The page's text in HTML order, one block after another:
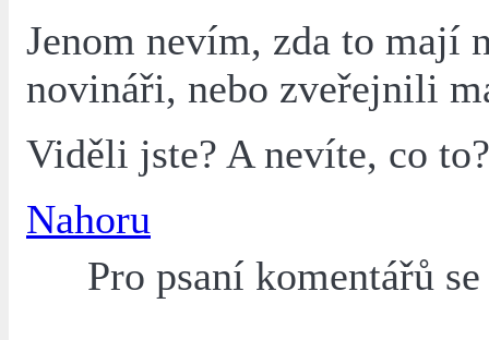
Jenom nevím, zda to mají
novináři, nebo zveřejnili
Viděli jste? A nevíte, co to?
Nahoru
Pro psaní komentářů